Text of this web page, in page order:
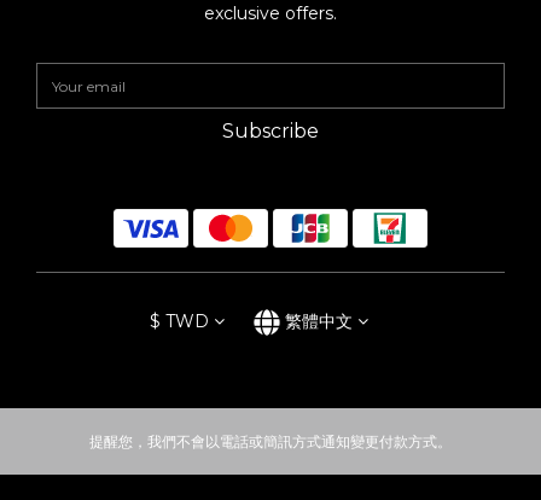
exclusive offers.
Subscribe
$ TWD 繁體中文
提醒您，我們不會以電話或簡訊方式通知變更付款方式。